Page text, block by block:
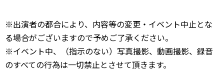
※出演者の都合により、内容等の変更・イベント中止とな
る場合がございますので予めご了承ください。
※イベント中、（指示のない）写真撮影、動画撮影、録音
のすべての行為は一切禁止とさせて頂きます。